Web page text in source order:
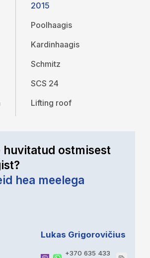
2015
Poolhaagis
Kardinhaagis
Schmitz
SCS 24
Lifting roof
huvitatud ostmisest
hea meelega
Lukas Grigorovičius
+370 635 433